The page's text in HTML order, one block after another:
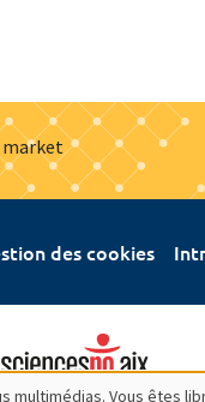
market
des cookies
Vous êtes